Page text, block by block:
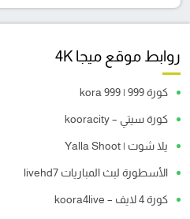
روابط موقع ميجا 4K
كورة 999 | kora 999
كورة سيتي – kooracity
يلا شوت | Yalla Shoot
الأسطورة لبث المباريات livehd7
كورة 4 لايف – koora4live